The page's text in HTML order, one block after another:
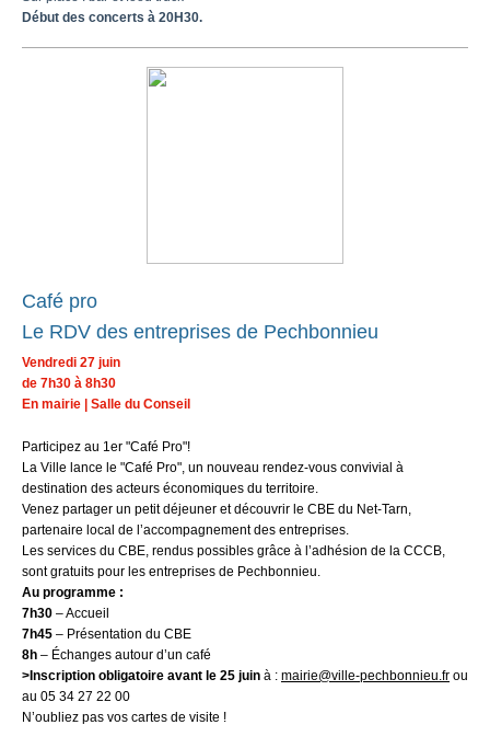
Début des concerts à 20H30.
Café pro
Le RDV des entreprises de Pechbonnieu
Vendredi 27 juin
de 7h30 à 8h30
En mairie | Salle du Conseil
Participez au 1er "Café Pro"!
La Ville lance le "Café Pro", un nouveau rendez-vous convivial à
destination des acteurs économiques du territoire.
Venez partager un petit déjeuner et découvrir le CBE du Net-Tarn,
partenaire local de l’accompagnement des entreprises.
Les services du CBE, rendus possibles grâce à l’adhésion de la CCCB,
sont gratuits pour les entreprises de Pechbonnieu.
Au programme :
7h30 – Accueil
7h45 – Présentation du CBE
8h – Échanges autour d’un café
>Inscription obligatoire avant le 25 juin à : mairie@ville-pechbonnieu.fr ou
au 05 34 27 22 00
N’oubliez pas vos cartes de visite !